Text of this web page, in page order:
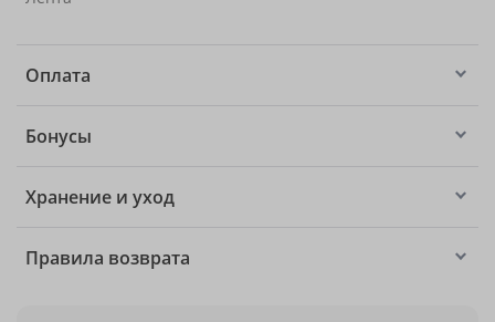
Оплата
Бонусы
Хранение и уход
Правила возврата